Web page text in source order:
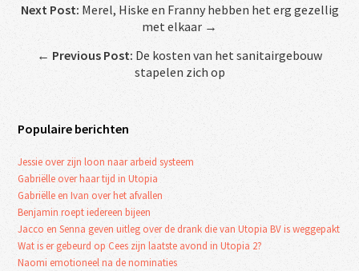
Next Post: Merel, Hiske en Franny hebben het erg gezellig
met elkaar →
← Previous Post: De kosten van het sanitairgebouw
stapelen zich op
Populaire berichten
Jessie over zijn loon naar arbeid systeem
Gabriëlle over haar tijd in Utopia
Gabriëlle en Ivan over het afvallen
Benjamin roept iedereen bijeen
Jacco en Senna geven uitleg over de drank die van Utopia BV is weggepakt
Wat is er gebeurd op Cees zijn laatste avond in Utopia 2?
Naomi emotioneel na de nominaties